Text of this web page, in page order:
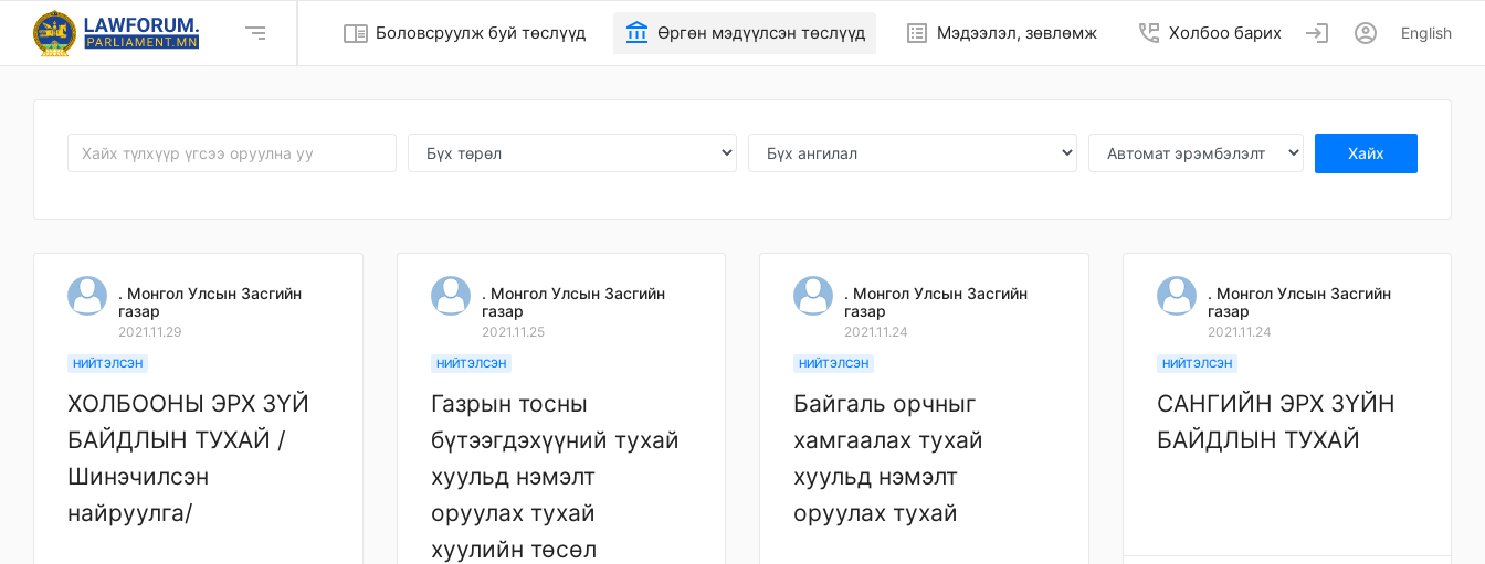
chrome_reader_mode Боловсруулж буй төслүүд account_balance Өргөн мэдүүлсэн төслүүд list_alt Мэдээлэл, зөвлөмж perm_phone_msg Холбоо барих login account_circle English
Хайх
. Монгол Улсын Засгийн
газар
2021.11.29
НИЙТЭЛСЭН
ХОЛБООНЫ ЭРХ ЗҮЙ
БАЙДЛЫН ТУХАЙ /
Шинэчилсэн
найруулга/
. Монгол Улсын Засгийн
газар
2021.11.25
НИЙТЭЛСЭН
Газрын тосны
бүтээгдэхүүний тухай
хуульд нэмэлт
оруулах тухай
хуулийн төсөл
. Монгол Улсын Засгийн
газар
2021.11.24
НИЙТЭЛСЭН
Байгаль орчныг
хамгаалах тухай
хуульд нэмэлт
оруулах тухай
. Монгол Улсын Засгийн
газар
2021.11.24
НИЙТЭЛСЭН
САНГИЙН ЭРХ ЗҮЙН
БАЙДЛЫН ТУХАЙ